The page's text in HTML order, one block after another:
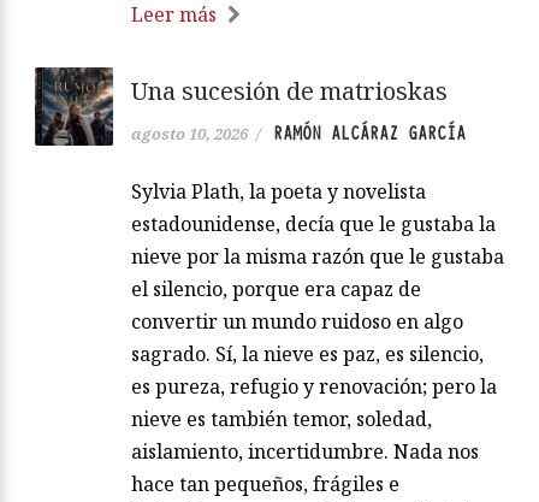
Leer más
Una sucesión de matrioskas
agosto 10, 2026 / RAMÓN ALCÁRAZ GARCÍA
Sylvia Plath, la poeta y novelista
estadounidense, decía que le gustaba la
nieve por la misma razón que le gustaba
el silencio, porque era capaz de
convertir un mundo ruidoso en algo
sagrado. Sí, la nieve es paz, es silencio,
es pureza, refugio y renovación; pero la
nieve es también temor, soledad,
aislamiento, incertidumbre. Nada nos
hace tan pequeños, frágiles e